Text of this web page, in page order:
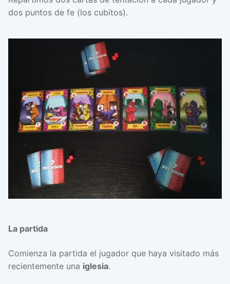
dos puntos de fe (los cubitos).
La partida
Comienza la partida el jugador que haya visitado más
recientemente una iglesia.